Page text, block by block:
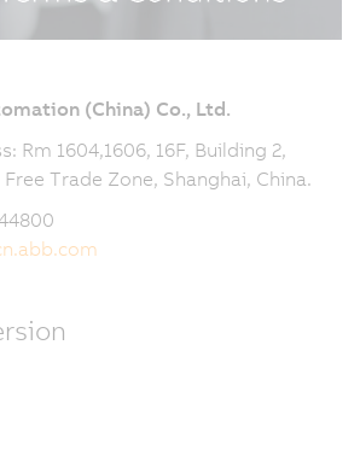
(China) Co., Ltd.
Rm 1604,1606, 16F, Building 2,
Trade Zone, Shanghai, China.